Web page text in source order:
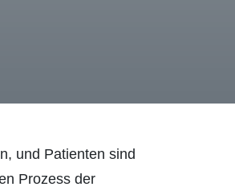
und Patienten sind
Prozess der